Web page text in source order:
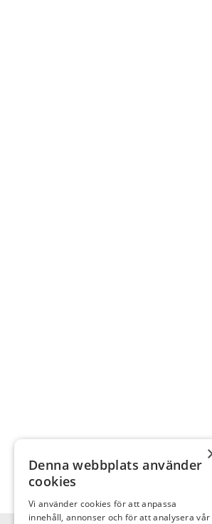
Denna webbplats använder
cookies
Vi använder cookies för att anpassa
innehåll, annonser och för att analysera vår